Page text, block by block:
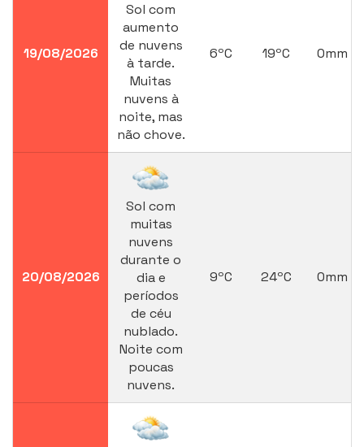
19/08/2026
Sol com
aumento
de nuvens
à tarde.
Muitas
nuvens à
noite, mas
não chove.
6ºC 19ºC 0mm
20/08/2026
Sol com
muitas
nuvens
durante o
dia e
períodos
de céu
nublado.
Noite com
poucas
nuvens.
9ºC 24ºC 0mm